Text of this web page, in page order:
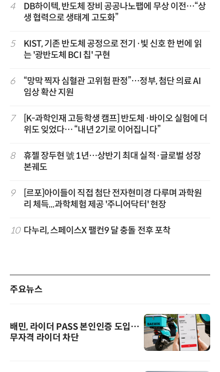
4
DB하이텍, 반도체 장비 공공나노팹에 무상 이전…“상
생 협력으로 생태계 고도화”
5
KIST, 기존 반도체 공정으로 전기·빛 신호 한 번에 읽
는 '광반도체 BCI 칩' 구현
6
“망막 찍자 심혈관 고위험 판정”…정부, 첨단 의료 AI
임상 확산 지원
7
[K-과학인재 고등학생 캠프] 반도체·바이오 실험에 더
위도 잊었다… “내년 2기로 이어집니다”
8
휴젤 장두현 號 1년…상반기 최대 실적·글로벌 성장
본궤도
9
[르포]아이들이 직접 첨단 전자현미경 다루며 과학원
리 체득...과학체험 제공 '주니어닥터' 현장
10 다누리, 스페이스X 팰컨9 달 충돌 전후 포착
주요뉴스
배민, 라이더 PASS 본인인증 도입…
무자격 라이더 차단